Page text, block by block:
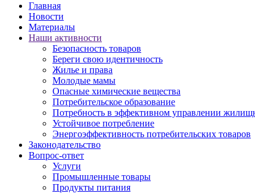
Главная
Новости
Материалы
Наши активности
Безопасность товаров
Береги свою идентичность
Жилье и права
Молодые мамы
Опасные химические вещества
Потребительское образование
Потребность в эффективном управлении
Устойчивое потребление
Энергоэффективность потребительских товаров
Законодательство
Вопрос-ответ
Услуги
Промышленные товары
Продукты питания